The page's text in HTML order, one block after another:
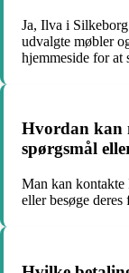
Ja, Ilva i
udvalgte møbler
hjemmeside for at
Hvordan kan
spørgsmål
Man kan
eller besøge